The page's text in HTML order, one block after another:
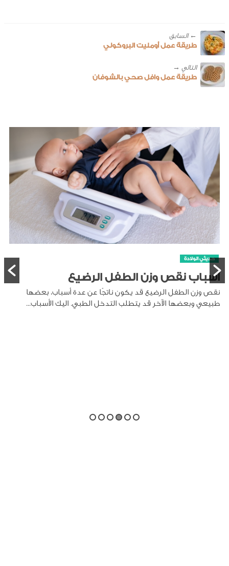
← ‎السابق
طريقة عمل أومليت البروكولي
طريقة عمل وافل صحي بالشوفان
حديثي الولادة
أسباب نقص وزن الطفل الرضيع
نقص وزن الطفل الرضيع قد يكون ناتجًا عن عدة أسباب، بعضها
طبيعي وبعضها الآخر قد يتطلب التدخل الطبي. اليك الأسباب...